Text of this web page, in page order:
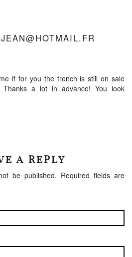
if for you the trench is still on sale
a lot in advance! You look
A REPLY
be published. Required fields are